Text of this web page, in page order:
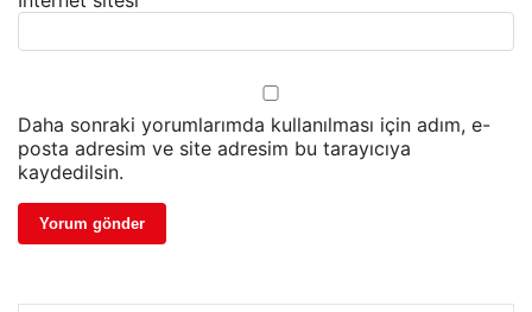
Daha sonraki yorumlarımda kullanılması için adım, e-
posta adresim ve site adresim bu tarayıcıya
kaydedilsin.